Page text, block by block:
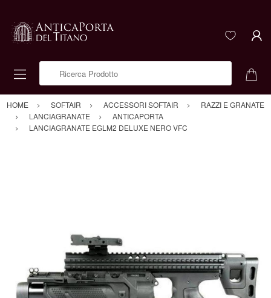
HOME SOFTAIR ACCESSORI SOFTAIR
RAZZI E GRANATE
LANCIAGRANATE
ANTICAPORTA
LANCIAGRANATE EGLM2 DELUXE NERO VFC